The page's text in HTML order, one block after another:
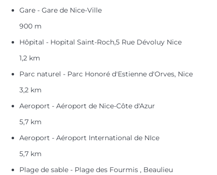
Gare - Gare de Nice-Ville
900 m
Hôpital - Hopital Saint-Roch,5 Rue Dévoluy Nice
1,2 km
Parc naturel - Parc Honoré d'Estienne d'Orves, Nice
3,2 km
Aeroport - Aéroport de Nice-Côte d'Azur
5,7 km
Aeroport - Aéroport International de NIce
5,7 km
Plage de sable - Plage des Fourmis , Beaulieu